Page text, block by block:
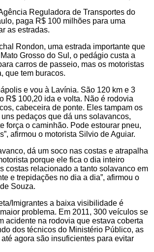
Reguladora de Transportes do
paga R$ 100 milhões para uma
as estradas.
Rondon, uma estrada importante que
Grosso do Sul, o pedágio custa a
carros de passeio, mas os motoristas
que tem buracos.
e vou à Lavínia. São 120 km e 3
R$ 100,20 ida e volta. Não é rodovia
cabeceira de ponte. Eles tampam os
pedaços que dá uns solavancos,
força o caminhão. Pode estourar pneu,
afirmou o motorista Silvio de Aguiar.
dá um soco nas costas e atrapalha
porque ele fica o dia inteiro
costas relacionado a tanto solavanco em
e trepidações no dia a dia”, afirmou o
Souza.
Imigrantes a baixa visibilidade é
problema. Em 2011, 300 veículos se
acidente na rodovia que estava coberta
dos técnicos do Ministério Público, as
agora são insuficientes para evitar